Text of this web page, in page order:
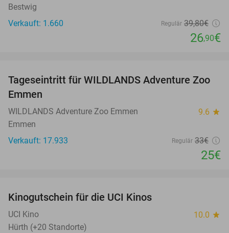
Bestwig
Verkauft: 1.660
Regulär 39,80€
26,90€
24%
Tageseintritt für WILDLANDS Adventure Zoo
Emmen
WILDLANDS Adventure Zoo Emmen 9.6 star
Emmen
Verkauft: 17.933
Regulär 33€
25€
Kinogutschein für die UCI Kinos
UCI Kino 10.0 star
Hürth (+20 Standorte)